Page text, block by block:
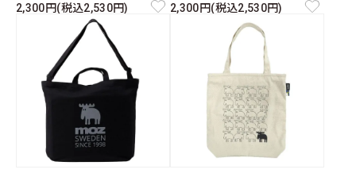
2,300円(税込2,530円)
2,300円(税込2,530円)